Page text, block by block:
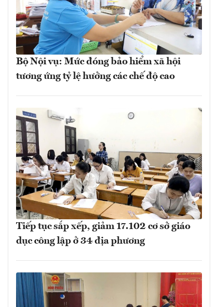
Bộ Nội vụ: Mức đóng bảo hiểm xã hội
tương ứng tỷ lệ hưởng các chế độ cao
Tiếp tục sắp xếp, giảm 17.102 cơ sở giáo
dục công lập ở 34 địa phương